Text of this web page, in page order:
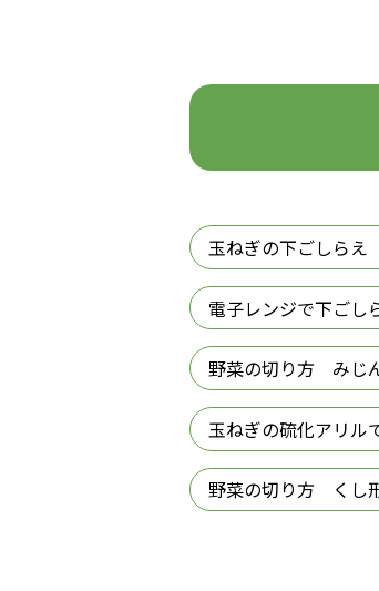
玉ねぎの下ごしらえ
電子レンジで下ご
野菜の切り方 みじ
玉ねぎの硫化アリル
野菜の切り方 くし